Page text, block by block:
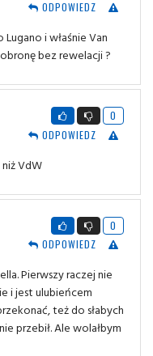
ODPOWIEDZ
i właśnie Van
bez rewelacji ?
0
ODPOWIEDZ
VdW
0
ODPOWIEDZ
Pierwszy raczej nie
i jest ulubieńcem
też do słabych
przebił. Ale wolałbym